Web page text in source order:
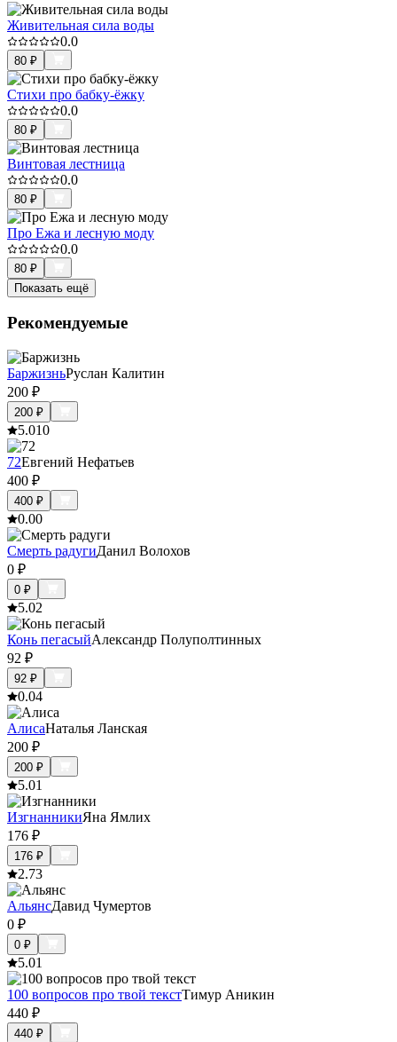
Живительная сила воды
0.0
80 ₽
Стихи про бабку-ёжку
0.0
80 ₽
Винтовая лестница
0.0
80 ₽
Про Ежа и лесную моду
0.0
80 ₽
Показать ещё
Рекомендуемые
БаржизньРуслан Калитин
200 ₽
200 ₽
5.010
72Евгений Нефатьев
400 ₽
400 ₽
0.00
Смерть радугиДанил Волохов
0 ₽
0 ₽
5.02
Конь пегасыйАлександр Полуполтинных
92 ₽
92 ₽
0.04
АлисаНаталья Ланская
200 ₽
200 ₽
5.01
ИзгнанникиЯна Ямлих
176 ₽
176 ₽
2.73
АльянсДавид Чумертов
0 ₽
0 ₽
5.01
100 вопросов про твой текстТимур Аникин
440 ₽
440 ₽